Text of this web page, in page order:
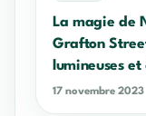
La magie de
Grafton
lumineuses
17 novembre 2023